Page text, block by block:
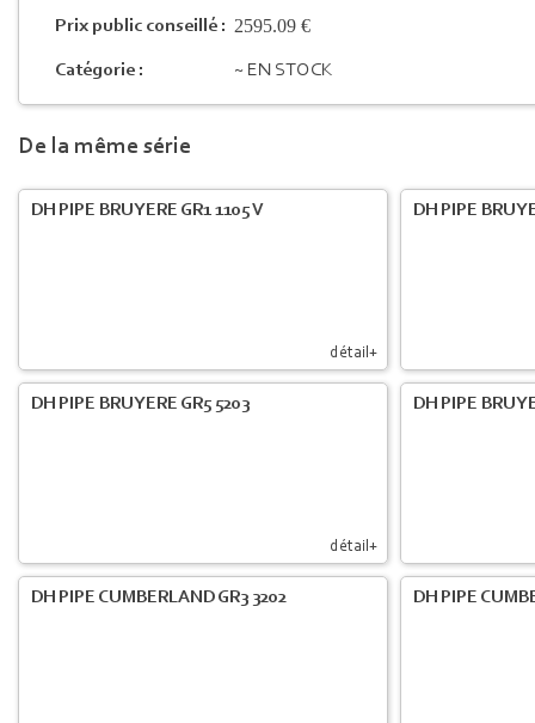
Prix public conseillé : 2595.09 €
Catégorie : ~ EN STOCK
De la même série
détail+
DH PIPE BRUYERE GR1 1105 V DH PIPE
détail+
DH PIPE BRUYERE GR5 5203 DH PIPE
DH PIPE CUMBERLAND GR3 3202 DH PIPE